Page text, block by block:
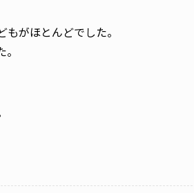
がほとんどでした。